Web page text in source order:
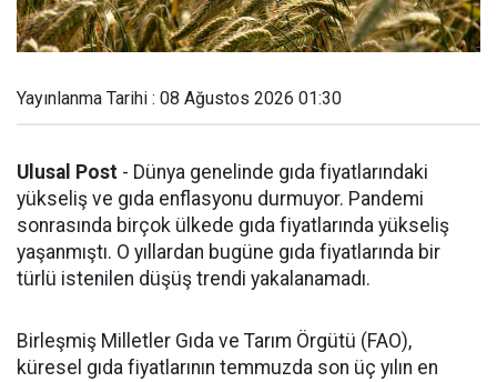
Yayınlanma Tarihi : 08 Ağustos 2026 01:30
Ulusal Post - Dünya genelinde gıda fiyatlarındaki
yükseliş ve gıda enflasyonu durmuyor. Pandemi
sonrasında birçok ülkede gıda fiyatlarında yükseliş
yaşanmıştı. O yıllardan bugüne gıda fiyatlarında bir
türlü istenilen düşüş trendi yakalanamadı.
Birleşmiş Milletler Gıda ve Tarım Örgütü (FAO),
küresel gıda fiyatlarının temmuzda son üç yılın en